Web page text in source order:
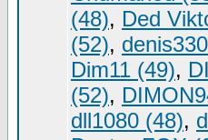
(48), Ded
(52),
Dim11 (49),
(52),
dll1080 (48),